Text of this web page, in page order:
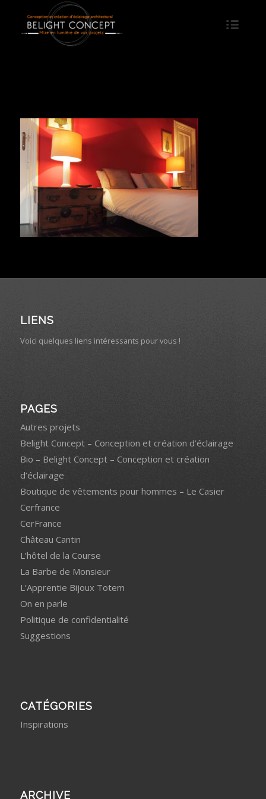
LIENS
Voici quelques liens intéressants pour vous !
PAGES
Autres projets
Belight Concept – Conception et création d’éclairage
Bio – Belight Concept – Conception et création
d’éclairage
Boutique de vêtements pour hommes – Le Casier
Cerfrance
CerFrance
Château Cantin
L’hôtel de la Course
La Barbe de Monsieur
L’Apprentie Bijoux Totem
On en parle
Politique de confidentialité
Suggestions
CATÉGORIES
Inspirations
ARCHIVE